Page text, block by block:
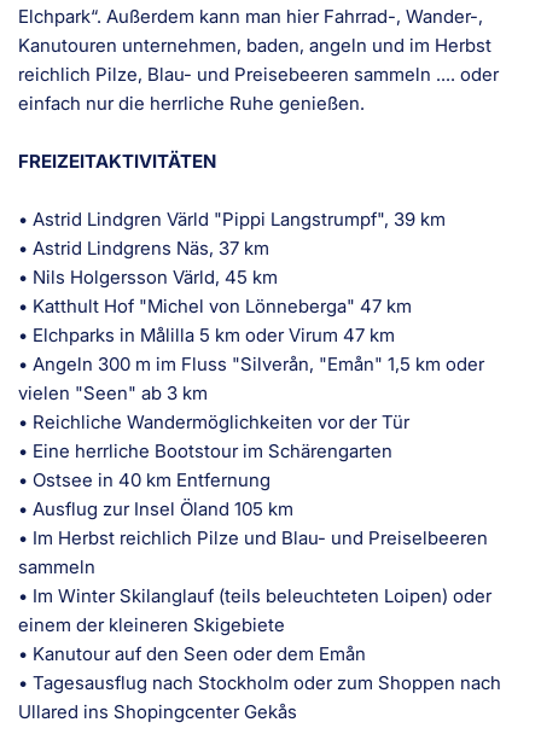
Elchpark“. Außerdem kann man hier Fahrrad-, Wander-,
Kanutouren unternehmen, baden, angeln und im Herbst
reichlich Pilze, Blau- und Preisebeeren sammeln .... oder
einfach nur die herrliche Ruhe genießen.
FREIZEITAKTIVITÄTEN
• Astrid Lindgren Värld "Pippi Langstrumpf", 39 km
• Astrid Lindgrens Näs, 37 km
• Nils Holgersson Värld, 45 km
• Katthult Hof "Michel von Lönneberga" 47 km
• Elchparks in Målilla 5 km oder Virum 47 km
• Angeln 300 m im Fluss "Silverån, "Emån" 1,5 km oder
vielen "Seen" ab 3 km
• Reichliche Wandermöglichkeiten vor der Tür
• Eine herrliche Bootstour im Schärengarten
• Ostsee in 40 km Entfernung
• Ausflug zur Insel Öland 105 km
• Im Herbst reichlich Pilze und Blau- und Preiselbeeren
sammeln
• Im Winter Skilanglauf (teils beleuchteten Loipen) oder
einem der kleineren Skigebiete
• Kanutour auf den Seen oder dem Emån
• Tagesausflug nach Stockholm oder zum Shoppen nach
Ullared ins Shopingcenter Gekås